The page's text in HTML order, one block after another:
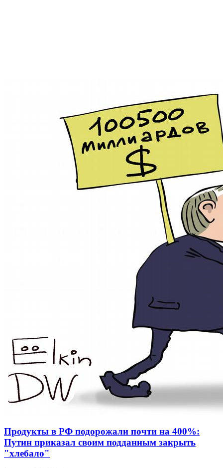
Продукты в РФ подорожали почти на 400%:
Путин приказал своим подданным закрыть
"хлебало"